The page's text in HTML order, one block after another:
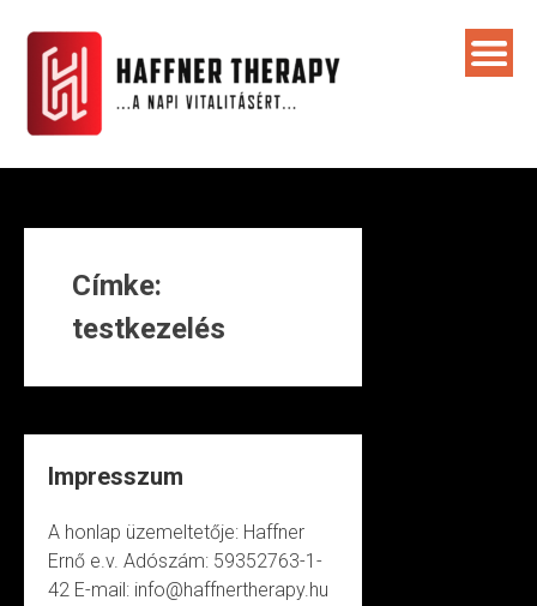
content
Címke:
testkezelés
Impresszum
A honlap üzemeltetője: Haffner
Ernő e.v. Adószám: 59352763-1-
42 E-mail: info@haffnertherapy.hu